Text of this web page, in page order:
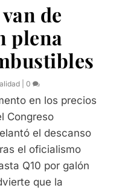
de
plena
|0
en los precios
Congreso
el descanso
el oficialismo
Q10 por galón
que la